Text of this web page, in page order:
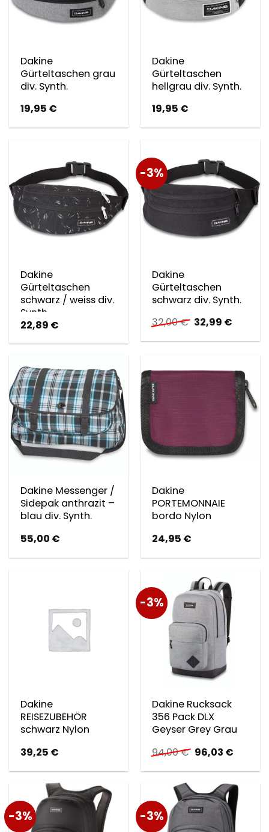
Dakine
Gürteltaschen grau
div. Synth.
19,95 €
Dakine
Gürteltaschen
hellgrau div. Synth.
19,95 €
Dakine
Gürteltaschen
schwarz / weiss div.
Synth.
22,89 €
-3%
Dakine
Gürteltaschen
schwarz div. Synth.
32,00€ Ursprünglicher
Preis
war:
32,99 €
ist:
Dakine Messenger /
Sidepak anthrazit –
blau div. Synth.
55,00 €
Dakine
PORTEMONNAIE
bordo Nylon
24,95 €
Dakine
REISEZUBEHÖR
schwarz Nylon
39,25 €
-3%
Dakine Rucksack
356 Pack DLX
Geyser Grey Grau
94,00€ Ursprünglicher
Preis
war:
94,00 €
96,03 €
ist:
96,03
-3% -3%